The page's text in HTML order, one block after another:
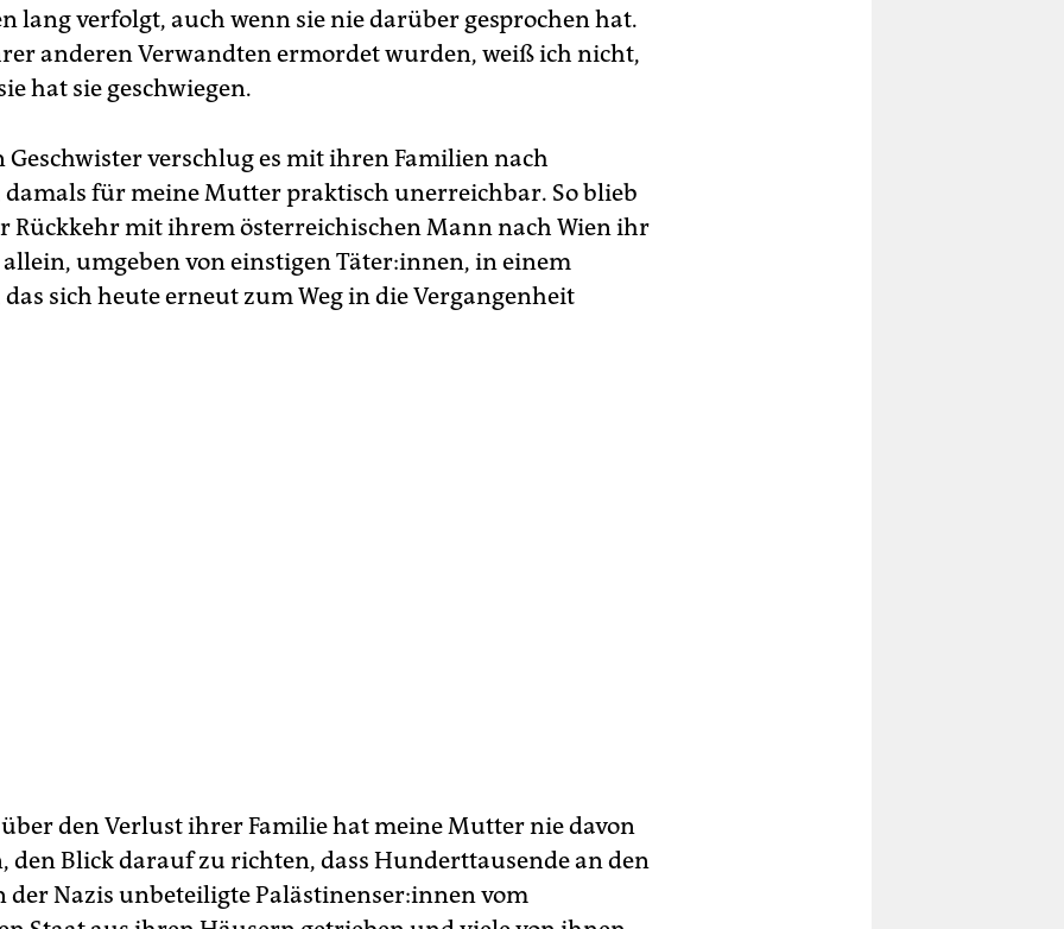
lang verfolgt, auch wenn sie nie darüber gesprochen hat.
anderen Verwandten ermordet wurden, weiß ich nicht,
hat sie geschwiegen.
Geschwister verschlug es mit ihren Familien nach
für meine Mutter praktisch unerreichbar. So blieb
Rückkehr mit ihrem österreichischen Mann nach Wien ihr
allein, umgeben von einstigen Täter:innen, in einem
sich heute erneut zum Weg in die Vergangenheit
den Verlust ihrer Familie hat meine Mutter nie davon
den Blick darauf zu richten, dass Hunderttausende an den
der Nazis unbeteiligte Pa­läs­ti­nen­ser:in­nen vom